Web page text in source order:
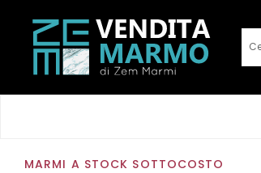
MARMI A STOCK SOTTOCOSTO